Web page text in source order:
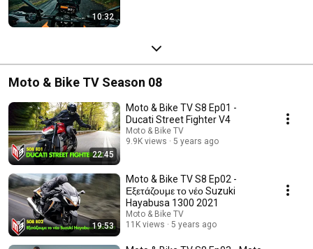
10:32
Moto & Bike TV Season 08
22:45
Moto & Bike TV S8 Ep01 -
Ducati Street Fighter V4
Moto & Bike TV
9.9K views
5 years ago
19:53
Moto & Bike TV S8 Ep02 -
Εξετάζουμε το νέο Suzuki
Hayabusa 1300 2021
Moto & Bike TV
11K views
5 years ago